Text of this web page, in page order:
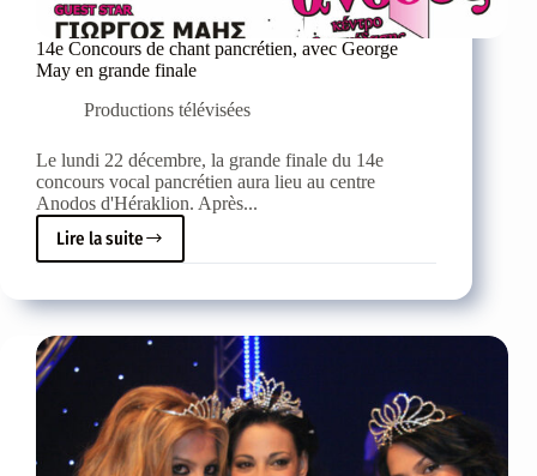
14e Concours de chant pancrétien, avec George
May en grande finale
Productions télévisées
Le lundi 22 décembre, la grande finale du 14e
concours vocal pancrétien aura lieu au centre
Anodos d'Héraklion. Après...
Lire la suite
14e
Concours
chant
pancrétien,
George
May
en
grande
finale